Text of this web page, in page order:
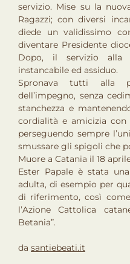
servizio. Mise su la
Ragazzi; con diversi
diede un validissimo
diventare Presidente
Dopo, il servizio alla
instancabile ed assiduo.
Spronava tutti alla
dell’impegno, senza
stanchezza e
cordialità e amicizia
perseguendo sempre
smussare gli spigoli che
Muore a Catania il 18
Ester Papale è stata
adulta, di esempio per
di riferimento, così
l’Azione Cattolica
Betania”.
da santiebeati.it